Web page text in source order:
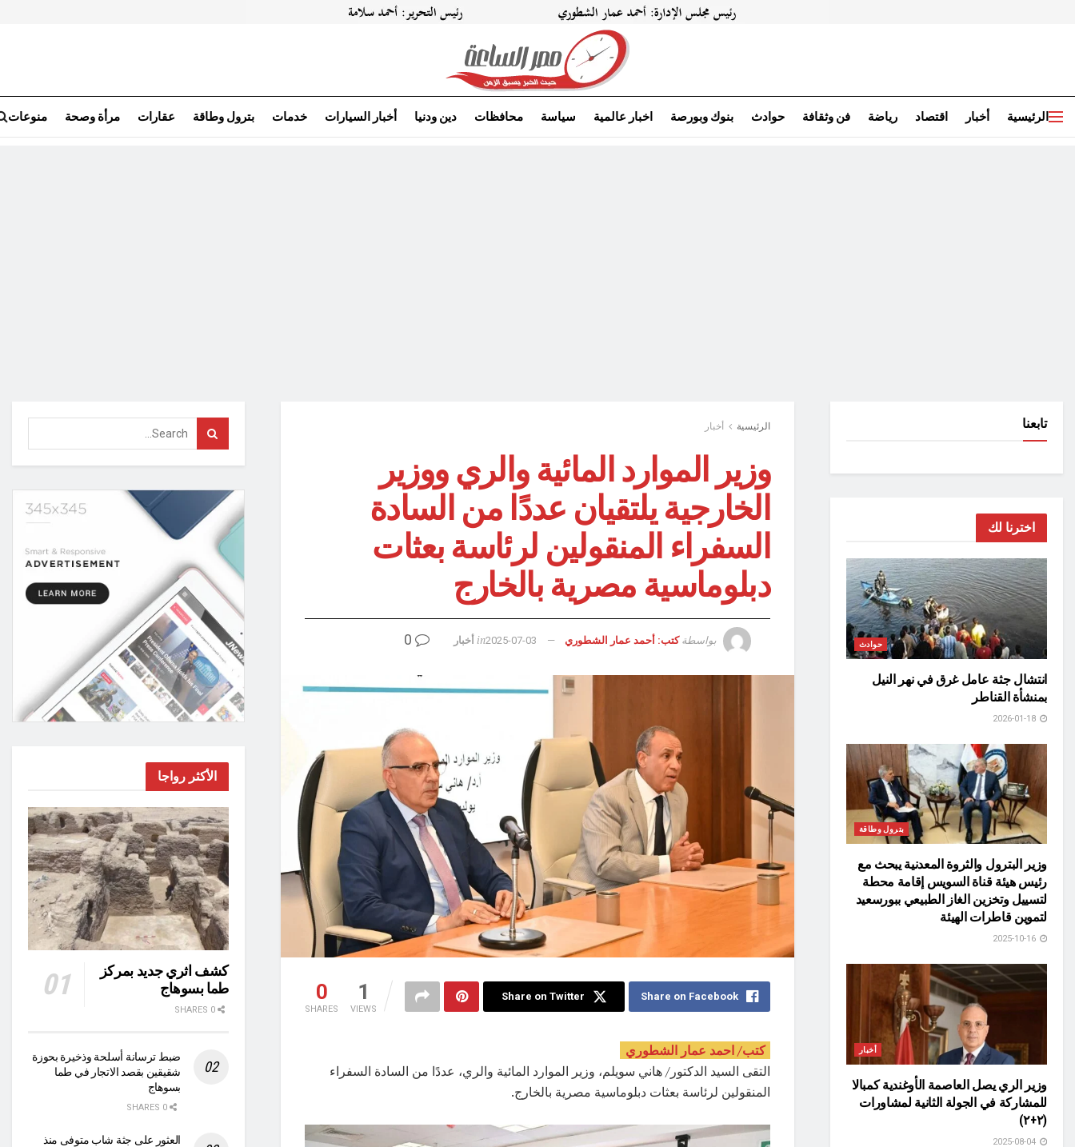
الرئيسية أخبار اقتصاد رياضة فن وثقافة حوادث بنوك وبورصة اخبار عالمية سياسة محافظات دين ودنيا أخبار السيارات خدمات بترول وطاقة عقارات مرأة وصحة منوعات
الرئيسية أخبار
وزير الموارد المائية والري ووزير
الخارجية يلتقيان عددًا من السادة
السفراء المنقولين لرئاسة بعثات
دبلوماسية مصرية بالخارج
بواسطة كتب: أحمد عمار الشطوري 2025-07-03
in أخبار
0
SHARES
1
VIEWS
Share on Facebook
Share on Twitter
كتب/ احمد عمار الشطوري
التقى السيد الدكتور/ هاني سويلم، وزير الموارد المائية والري، عددًا من السادة السفراء
المنقولين لرئاسة بعثات دبلوماسية مصرية بالخارج.
تابعنا
اخترنا لك
حوادث
انتشال جثة عامل غرق في نهر النيل
بمنشأة القناطر
بترول وطاقة
وزير البترول والثروة المعدنية يبحث مع
رئيس هيئة قناة السويس إقامة محطة
لتسييل وتخزين الغاز الطبيعي ببورسعيد
لتموين قاطرات الهيئة
أخبار
وزير الري يصل العاصمة الأوغندية كمبالا
للمشاركة في الجولة الثانية لمشاورات
(٢+٢)
الأكثر رواجا
كشف اثري جديد بمركز
طما بسوهاج
ضبط ترسانة أسلحة وذخيرة بحوزة
شقيقين بقصد الاتجار في طما
بسوهاج
العثور على جثة شاب متوفى منذ